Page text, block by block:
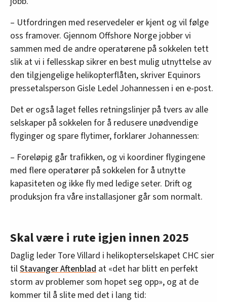
– Utfordringen med reservedeler er kjent og vil følge
oss framover. Gjennom Offshore Norge jobber vi
sammen med de andre operatørene på sokkelen tett
slik at vi i fellesskap sikrer en best mulig utnyttelse av
den tilgjengelige helikopterflåten, skriver Equinors
pressetalsperson Gisle Ledel Johannessen i en e-post.
Det er også laget felles retningslinjer på tvers av alle
selskaper på sokkelen for å redusere unødvendige
flyginger og spare flytimer, forklarer Johannessen:
– Foreløpig går trafikken, og vi koordiner flygingene
med flere operatører på sokkelen for å utnytte
kapasiteten og ikke fly med ledige seter. Drift og
produksjon fra våre installasjoner går som normalt.
Skal være i rute igjen innen 2025
Daglig leder Tore Villard i helikopterselskapet CHC sier
tilStavanger Aftenblad at «det har blitt en perfekt
storm av problemer som hopet seg opp», og at de
kommer til å slite med det i lang tid: